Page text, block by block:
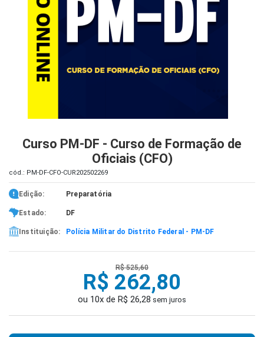
Curso PM-DF - Curso de Formação de
Oficiais (CFO)
cód.: PM-DF-CFO-CUR202502269
Edição: Preparatória
Estado: DF
Instituição: Polícia Militar do Distrito Federal - PM-DF
R$ 525,60
R$ 262,80
ou 10x de R$ 26,28 sem juros